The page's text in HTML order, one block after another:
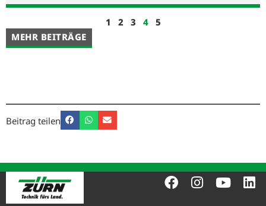
1 2 3 4
5
MEHR BEITRÄGE
Beitrag teilen